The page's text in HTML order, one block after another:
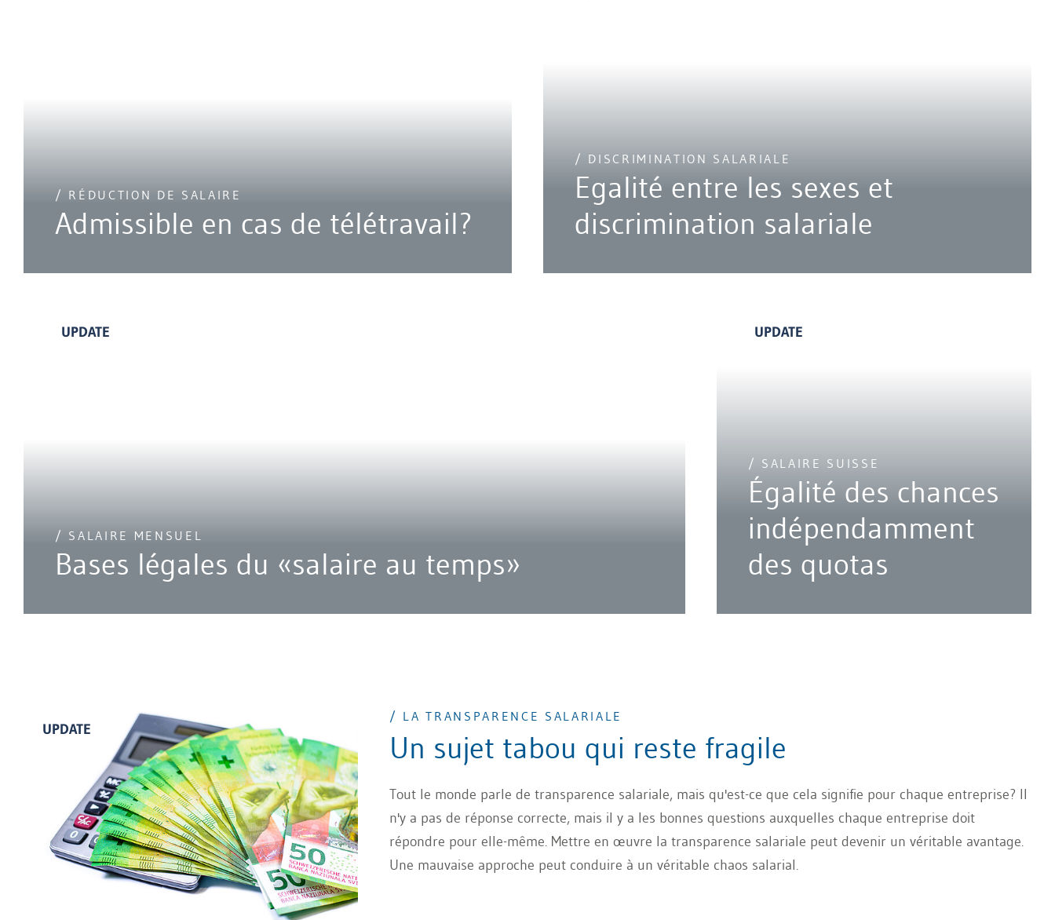
/ RÉDUCTION DE SALAIRE
Admissible en cas de télétravail?
/ DISCRIMINATION SALARIALE
Egalité entre les sexes et
discrimination salariale
UPDATE
/ SALAIRE MENSUEL
Bases légales du «salaire au temps»
UPDATE
/ SALAIRE SUISSE
Égalité des chances
indépendamment
des quotas
UPDATE
/ LA TRANSPARENCE SALARIALE
Un sujet tabou qui reste fragile
Tout le monde parle de transparence salariale, mais qu'est-ce que cela signifie pour chaque entreprise? Il
n'y a pas de réponse correcte, mais il y a les bonnes questions auxquelles chaque entreprise doit
répondre pour elle-même. Mettre en œuvre la transparence salariale peut devenir un véritable avantage.
Une mauvaise approche peut conduire à un véritable chaos salarial.